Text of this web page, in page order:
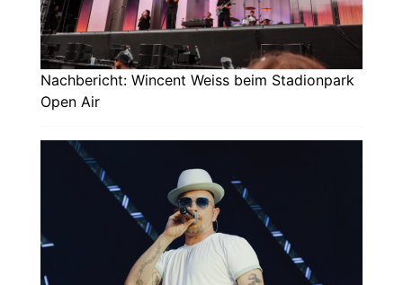
Nachbericht: Wincent Weiss beim Stadionpark
Open Air